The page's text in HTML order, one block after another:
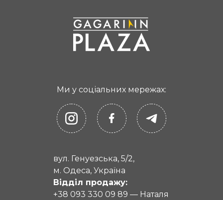
Ми у соціальних мережах:
вул. Генуезська, 5/2,
м. Одеса, Україна
Відділ продажу:
+38 093 330 09 89 — Наталя